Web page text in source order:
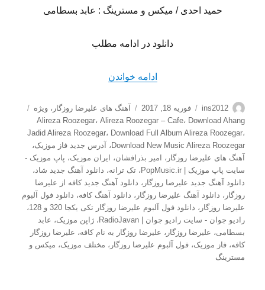
حمید احدی / میکس و مسترینگ : عابد بسطامی
دانلود در ادامه مطلب
ادامه خواندن
نویسنده
ins2012
ارسال
شده
در
فوریه 18, 2017 دسته‌ها
آهنگ های علیرضا روزگار ،ویژه
Alireza Roozegar، Alireza Roozegar – Cafe، Download Ahang
Jadid Alireza Roozegar، Download Full Album Alireza Roozegar،
Download New Music Alireza Roozegar ، آدرس جدید فاز موزیک،
آهنگ های علیرضا روزگار ، امیر بذرافشان، ایران موزیک، پاپ موزیک -
سایت پاپ موزیک | PopMusic.ir
،تک ترانه، دانلود آهنگ جدید شاد،
دانلود آهنگ جدید علیرضا روزگار ، دانلود آهنگ جدید کافه از علیرضا
روزگار ، دانلود آهنگ علیرضا روزگار ، دانلود آهنگ کافه، دانلود فول آلبوم
علیرضا روزگار ، دانلود فول آلبوم علیرضا روزگار تکی یکجا 320 و 128
،
رادیو جوان - سایت رادیو جوان | RadioJavan
،ژاپن موزیک، عابد
بسطامی، علیرضا روزگار ، علیرضا روزگار به نام کافه، علیرضا روزگار
کافه،فاز موزیک،فول آلبوم علیرضا روزگار ، مختلف موزیک، میکس و
مسترینگ